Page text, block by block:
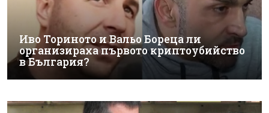
Иво Ториното и Вальо Бореца ли
организираха първото криптоубийство
в България?